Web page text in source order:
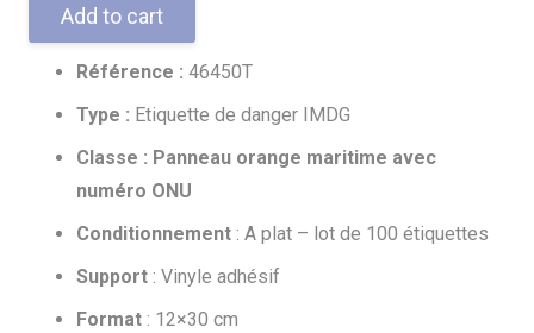
Add to cart
Référence : 46450T
Type : Etiquette de danger IMDG
Classe : Panneau orange maritime avec
numéro ONU
Conditionnement : A plat – lot de 100 étiquettes
Support : Vinyle adhésif
Format : 12×30 cm